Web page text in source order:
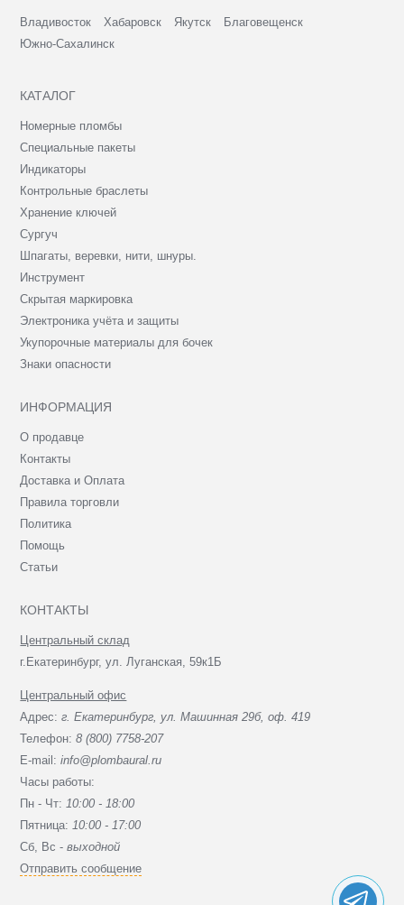
Владивосток Хабаровск Якутск
Благовещенск
Южно-Сахалинск
КАТАЛОГ
Номерные пломбы
Специальные пакеты
Индикаторы
Контрольные браслеты
Хранение ключей
Сургуч
Шпагаты, веревки, нити, шнуры.
Инструмент
Скрытая маркировка
Электроника учёта и защиты
Укупорочные материалы для бочек
Знаки опасности
ИНФОРМАЦИЯ
О продавце
Контакты
Доставка и Оплата
Правила торговли
Политика
Помощь
Статьи
КОНТАКТЫ
Центральный склад
г.Екатеринбург, ул. Луганская, 59к1Б
Центральный офис
Адрес:г. Екатеринбург, ул. Машинная 29б, оф. 419
Телефон:8 (800) 7758-207
E-mail:info@plombaural.ru
Часы работы:
Пн - Чт: 10:00 - 18:00
Пятница: 10:00 - 17:00
Сб, Вc -выходной
Отправить сообщение